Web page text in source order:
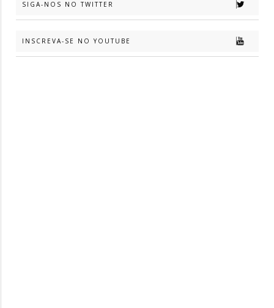
SIGA-NOS NO TWITTER
INSCREVA-SE NO YOUTUBE